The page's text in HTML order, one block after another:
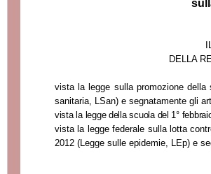
DELLA
vista la legge sulla promozione
sanitaria, LSan) e segnatamente gli
vista la legge della scuola del 1°
vista la legge federale sulla lotta
2012 (Legge sulle epidemie, LEp) e